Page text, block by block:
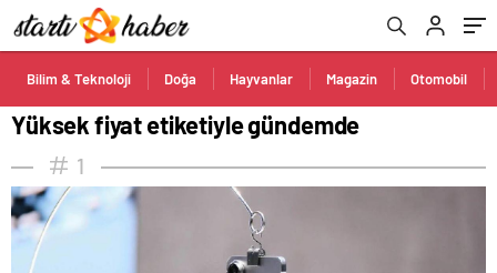
Bilim & Teknoloji Doğa Hayvanlar Magazin Otomobil
Yüksek fiyat etiketiyle gündemde
1